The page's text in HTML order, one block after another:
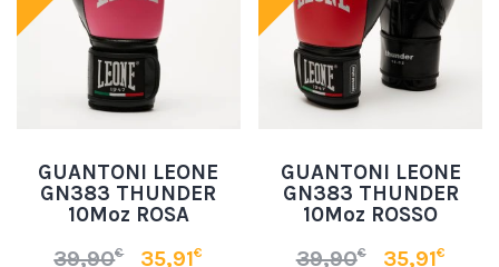
GUANTONI LEONE
GN383 THUNDER
10Moz ROSA
39,90€ 35,91€
GUANTONI LEONE
GN383 THUNDER
10Moz ROSSO
39,90€ 35,91€